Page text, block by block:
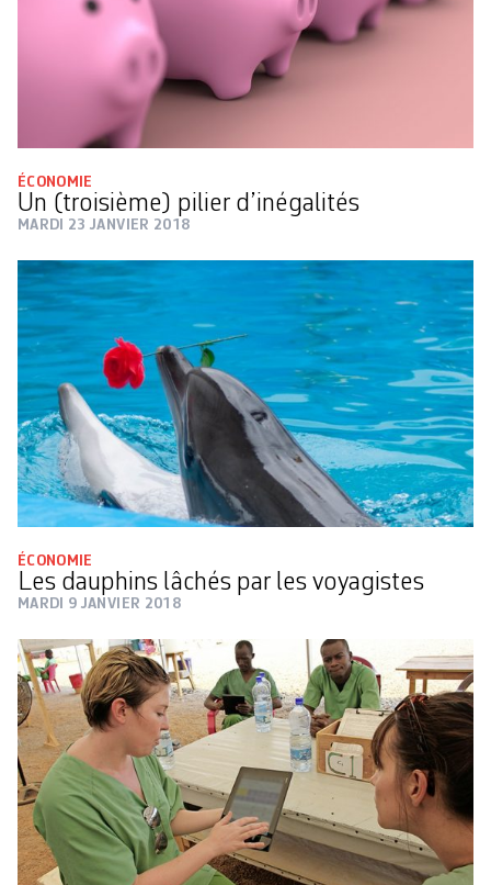
ÉCONOMIE
Un (troisième) pilier d’inégalités
MARDI 23 JANVIER 2018
ÉCONOMIE
Les dauphins lâchés par les voyagistes
MARDI 9 JANVIER 2018